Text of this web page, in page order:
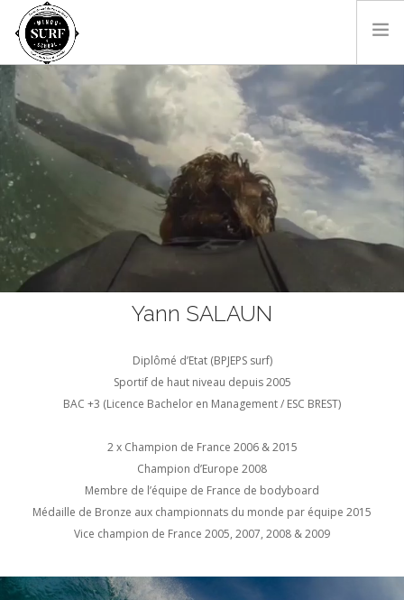
SURF & BODYBOARD
PADDLE
LES MONITEURS
LOCATIONS
SHOP
CONTACT
RÉSA EN LIGNE
FR
Yann SALAUN
Diplômé d’Etat (BPJEPS surf)
Sportif de haut niveau depuis 2005
BAC +3 (Licence Bachelor en Management / ESC BREST)
2 x Champion de France 2006 & 2015
Champion d’Europe 2008
Membre de l’équipe de France de bodyboard
Médaille de Bronze aux championnats du monde par équipe 2015
Vice champion de France 2005, 2007, 2008 & 2009